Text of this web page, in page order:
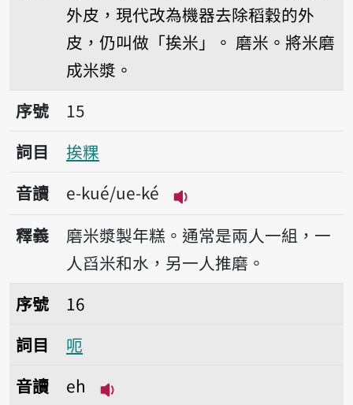
外皮，現代改為機器去除稻穀的外
皮，仍叫做「挨米」。 磨米。將米磨
成米漿。
序號15挨粿
序號
15
詞目
挨粿
音讀
e-kué/ue-ké
播放音讀e-kué/ue-ké
釋義
磨米漿製年糕。通常是兩人一組，一
人舀米和水，另一人推磨。
序號16呃
序號
16
詞目
呃
音讀
eh